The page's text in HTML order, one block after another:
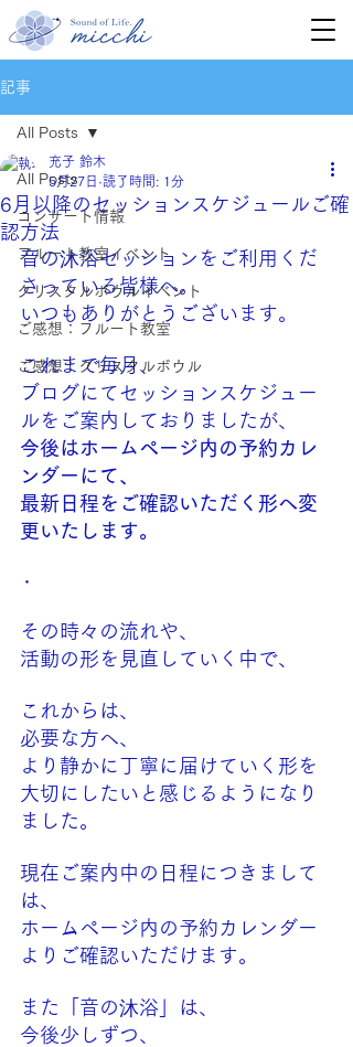
記事
All Posts
コンサート情報
フルート教室イベント
クリスタルボウルイベント
ご感想：フルート教室
ご感想：クリスタルボウル
All Posts
6月以降のセッションスケジュールご確
認方法
充子 鈴木
5月27日 読了時間: 1分
音の沐浴セッションをご利用くだ
さっている皆様へ。
いつもありがとうございます。
これまで毎月、
ブログにてセッションスケジュー
ルをご案内しておりましたが、
今後はホームページ内の予約カレ
ンダーにて、
最新日程をご確認いただく形へ変
更いたします。
・
その時々の流れや、
活動の形を見直していく中で、
これからは、
必要な方へ、
より静かに丁寧に届けていく形を
大切にしたいと感じるようになり
ました。
現在ご案内中の日程につきまして
は、
ホームページ内の予約カレンダー
よりご確認いただけます。
また「音の沐浴」は、
今後少しずつ、